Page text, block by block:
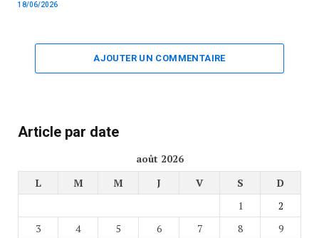
18/06/2026
AJOUTER UN COMMENTAIRE
Article par date
août 2026
L
M M J V S
D
1
2
3
4 5 6 7 8
9